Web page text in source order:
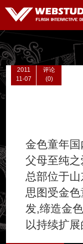
2011
11-07
评论
(0)
金色童年
父母至纯
总部位于
思图受金
发,缔造金
以持续扩